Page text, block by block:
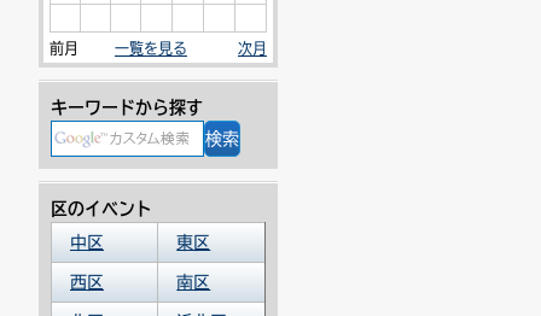
前月 一覧を見る 次月
キーワードから探す
区のイベント
中区
東区
西区 南区